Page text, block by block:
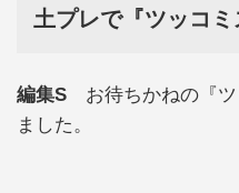
土プレで『ツッコミ
編集S お待ちかねの『
ました。